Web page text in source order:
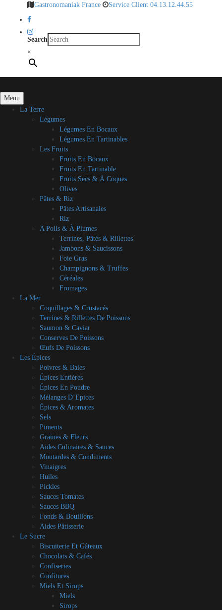
Gastronomaniak France Service Client 04.13.12.44.55
Search
×
Menu
La Terre
Légumes
Légumes En Bocaux
Légumes En Tartinables
Les Fruits
Fruits En Bocaux
Fruits En Tartinable
Fruits Secs & À Coques
Olives
Pâtes & Riz
Pâtes Artisanales
Riz
A Poils & À Plumes
Terrines, Pâtés & Rillettes
Jambons & Saucissons
Foie Gras
Champignons & Truffes
Céréales
Fromages
La Mer
Coquillages & Crustacés
Terrines & Rillettes De Poissons
Saumon & Caviar
Conserves De Poissons
Œufs De Poissons
Les Épices
Poivres & Baies
Épices Entières
Épices En Poudre
Mélanges D’Epices
Épices & Aromates
Sels
Piments
Graines & Fleurs
Aides Culinaires & Sauces
Moutardes & Condiments
Vinaigres
Huiles
Pickles
Sauces Tomates
Sauces BBQ
Fonds & Bouillons
Aides Pâtisserie
Le Sucre
Biscuiterie Et Gâteaux
Chocolats & Cafés
Confiseries
Confitures
Miels Et Sirops
Miels
Sirops